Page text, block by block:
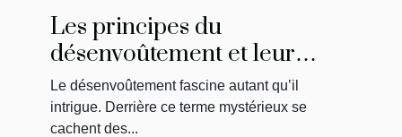
Les principes du
désenvoûtement et leur
impact sur la libération
énergétique
Le désenvoûtement fascine autant qu’il
intrigue. Derrière ce terme mystérieux se
cachent des...